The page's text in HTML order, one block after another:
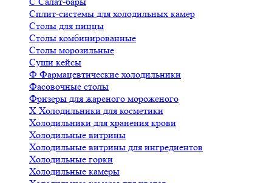
Сплит-системы для холодильных камер
Столы для пиццы
Столы комбинированные
Столы морозильные
Суши кейсы
Ф Фармацевтические холодильники
Фасовочные столы
Фризеры для жареного мороженого
Х Холодильники для косметики
Холодильники для хранения крови
Холодильные витрины
Холодильные витрины для ингредиентов
Холодильные горки
Холодильные камеры